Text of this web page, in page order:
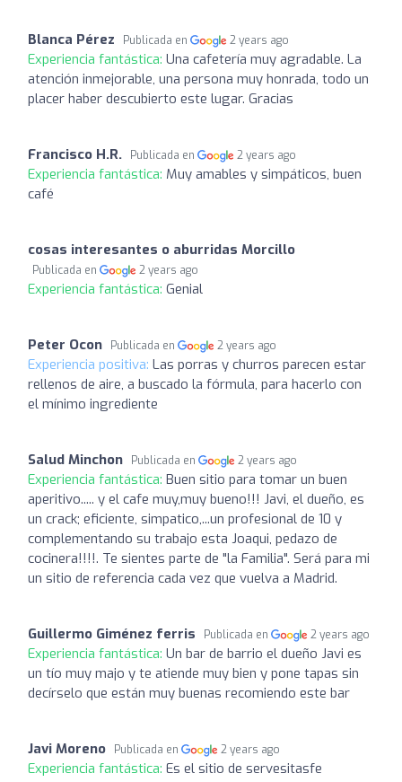
Blanca Pérez Publicada en 2 years ago
Experiencia fantástica: Una cafetería muy agradable. La
atención inmejorable, una persona muy honrada, todo un
placer haber descubierto este lugar. Gracias
Francisco H.R. Publicada en 2 years ago
Experiencia fantástica: Muy amables y simpáticos, buen
café
cosas interesantes o aburridas Morcillo
Publicada en 2 years ago
Experiencia fantástica: Genial
Peter Ocon Publicada en 2 years ago
Experiencia positiva: Las porras y churros parecen estar
rellenos de aire, a buscado la fórmula, para hacerlo con
el mínimo ingrediente
Salud Minchon Publicada en 2 years ago
Experiencia fantástica: Buen sitio para tomar un buen
aperitivo..... y el cafe muy,muy bueno!!! Javi, el dueño, es
un crack; eficiente, simpatico,...un profesional de 10 y
complementando su trabajo esta Joaqui, pedazo de
cocinera!!!!. Te sientes parte de "la Familia". Será para mi
un sitio de referencia cada vez que vuelva a Madrid.
Guillermo Giménez ferris Publicada en 2 years ago
Experiencia fantástica: Un bar de barrio el dueño Javi es
un tío muy majo y te atiende muy bien y pone tapas sin
decírselo que están muy buenas recomiendo este bar
Javi Moreno Publicada en 2 years ago
Experiencia fantástica: Es el sitio de servesitasfe